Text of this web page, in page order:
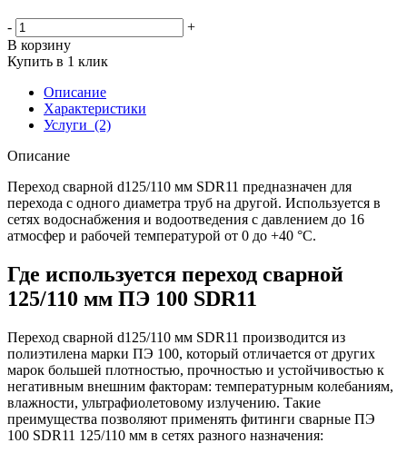
-
+
В корзину
Купить в 1 клик
Описание
Характеристики
Услуги (2)
Описание
Переход сварной d125/110 мм SDR11 предназначен для
перехода с одного диаметра труб на другой. Используется в
сетях водоснабжения и водоотведения с давлением до 16
атмосфер и рабочей температурой от 0 до +40 °С.
Где используется переход сварной
125/110 мм ПЭ 100 SDR11
Переход сварной d125/110 мм SDR11 производится из
полиэтилена марки ПЭ 100, который отличается от других
марок большей плотностью, прочностью и устойчивостью к
негативным внешним факторам: температурным колебаниям,
влажности, ультрафиолетовому излучению. Такие
преимущества позволяют применять фитинги сварные ПЭ
100 SDR11 125/110 мм в сетях разного назначения: